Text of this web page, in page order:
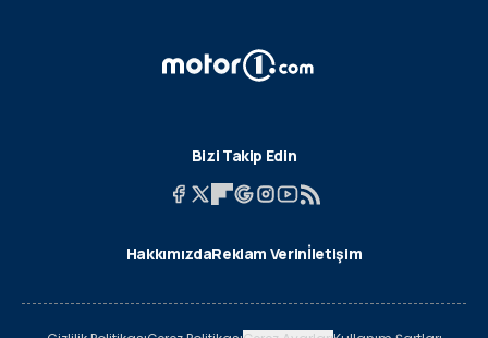
Bizi Takip Edin
HakkımızdaReklam Verinİletişim